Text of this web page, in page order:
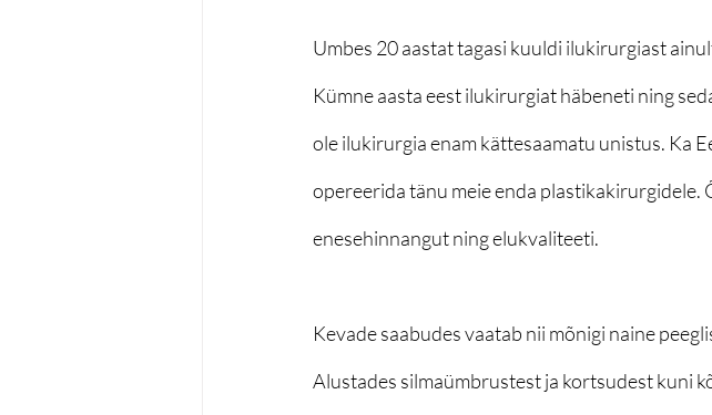
Umbes 20 aastat tagasi kuuldi ilukirurgiast
Kümne aasta eest ilukirurgiat häbeneti ning
ole ilukirurgia enam kättesaamatu unistus. Ka
opereerida tänu meie enda
enesehinnangut ning elukvaliteeti.
Kevade saabudes vaatab nii mõnigi naine
Alustades silmaümbrustest ja kortsudest kuni